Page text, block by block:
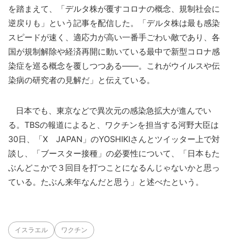
を踏まえて、「デルタ株が覆すコロナの概念、規制社会に
逆戻りも」という記事を配信した。「デルタ株は最も感染
スピードが速く、適応力が高い一番手ごわい敵であり、各
国が規制解除や経済再開に動いている最中で新型コロナ感
染症を巡る概念を覆しつつある――。これがウイルスや伝
染病の研究者の見解だ」と伝えている。
日本でも、東京などで異次元の感染急拡大が進んでい
る。TBSの報道によると、ワクチンを担当する河野大臣は
30日、「X JAPAN」のYOSHIKIさんとツイッター上で対
談し、「ブースター接種」の必要性について、「日本もた
ぶんどこかで３回目を打つことになるんじゃないかと思っ
ている。たぶん来年なんだと思う」と述べたという。
イスラエル ワクチン